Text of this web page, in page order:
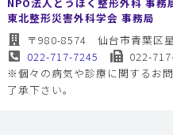
東北整形災害外科学会 事務局
〒980-8574 仙台市青葉区
022-717-7245
022-
※個々の病気や診療に関するお
了承下さい。